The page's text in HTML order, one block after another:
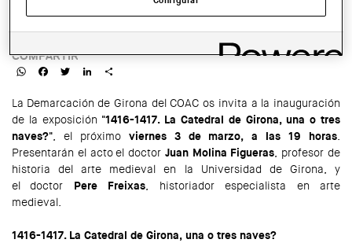
COMPARTIR
WhatsAppFacebookTwitterLinkedIn
La Demarcación de Girona del COAC os invita a la inauguración
de la exposición "1416-1417. La Catedral de Girona, una o tres
naves?" , el próximo viernes 3 de marzo, a las 19 horas
Presentarán el acto el doctor Juan Molina Figueras , profesor de
historia del arte medieval en la Universidad de Girona, y
el doctor Pere Freixas , historiador especialista en arte
medieval.
1416-1417. La Catedral de Girona, una o tres naves?